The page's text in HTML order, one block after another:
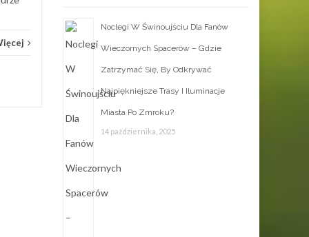
Noclegi W Świnoujściu Dla Fanów
Wieczornych Spacerów – Gdzie
Zatrzymać Się, By Odkrywać
Najpiękniejsze Trasy I Iluminacje
Miasta Po Zmroku?
14 października, 2025